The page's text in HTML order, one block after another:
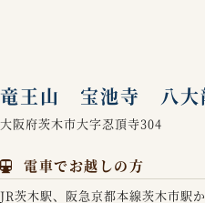
竜王山 宝池寺 八大
大阪府茨木市大字忍頂寺304
電車でお越しの方
JR茨木駅、阪急京都本線茨木市駅